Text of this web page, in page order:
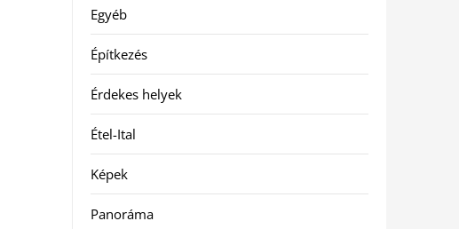
Egyéb
Építkezés
Érdekes helyek
Étel-Ital
Képek
Panoráma